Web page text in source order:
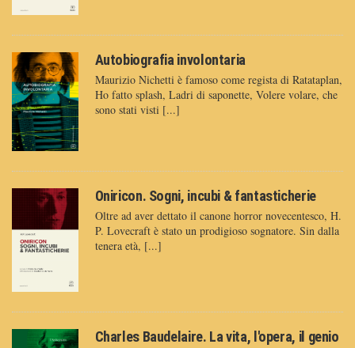
Autobiografia involontaria
Maurizio Nichetti è famoso come regista di Ratataplan,
Ho fatto splash, Ladri di saponette, Volere volare, che
sono stati visti [...]
Oniricon. Sogni, incubi & fantasticherie
Oltre ad aver dettato il canone horror novecentesco, H.
P. Lovecraft è stato un prodigioso sognatore. Sin dalla
tenera età, [...]
Charles Baudelaire. La vita, l'opera, il genio